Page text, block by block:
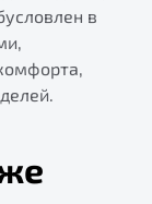
в